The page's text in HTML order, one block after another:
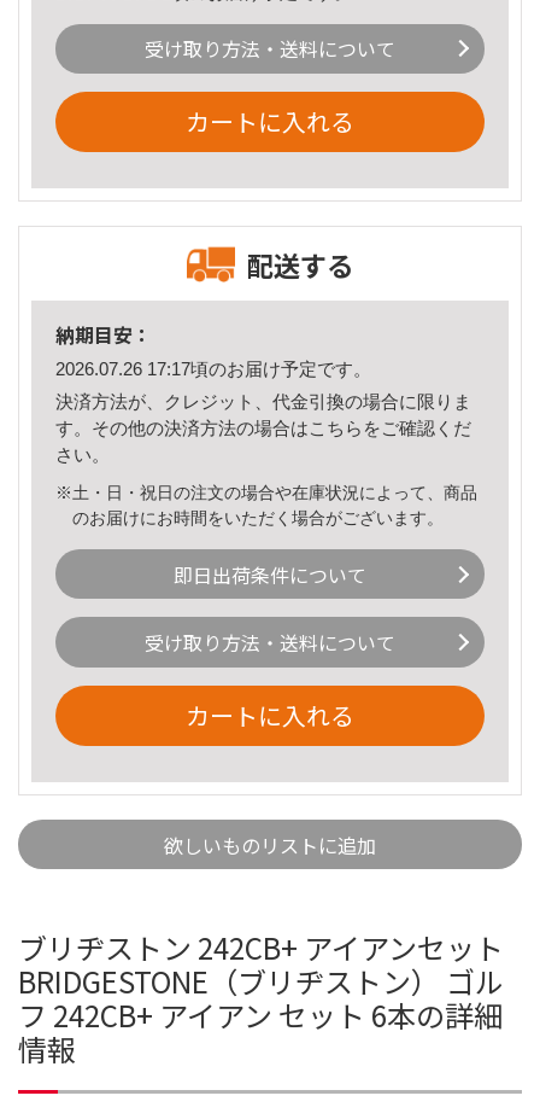
受け取り方法・送料について
カートに入れる
配送する
納期目安：
2026.07.26 17:17頃のお届け予定です。
決済方法が、クレジット、代金引換の場合に限りま
す。その他の決済方法の場合はこちら をご確認くだ
さい。
※土・日・祝日の注文の場合や在庫状況によって、商品
のお届けにお時間をいただく場合がございます。
即日出荷条件について
受け取り方法・送料について
カートに入れる
欲しいものリストに追加
ブリヂストン 242CB+ アイアンセット
BRIDGESTONE（ブリヂストン） ゴル
フ 242CB+ アイアン セット 6本の詳細
情報